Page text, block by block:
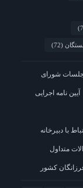
(72)
شورای
آیین نامه اجرایی
با دبیرخانه
متداول
کشور